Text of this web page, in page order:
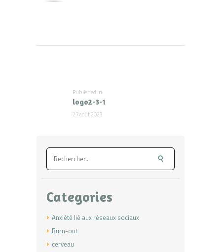
Published in
post:
logo2-3-1
27 août 2023
Rechercher :
Categories
Anxiété lié aux réseaux sociaux
Burn-out
cerveau